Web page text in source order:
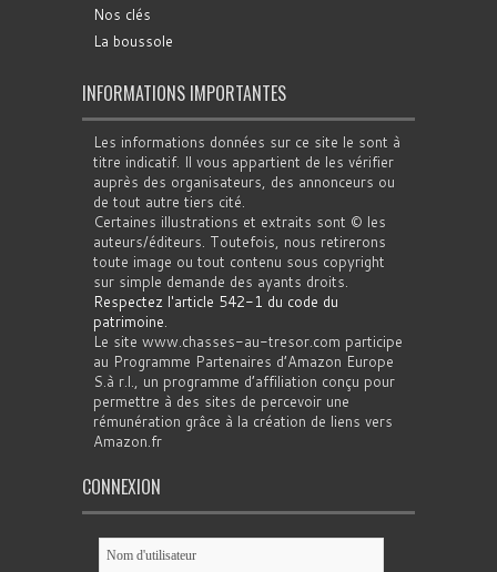
Nos clés
La boussole
INFORMATIONS IMPORTANTES
Les informations données sur ce site le sont à
titre indicatif. Il vous appartient de les vérifier
auprès des organisateurs, des annonceurs ou
de tout autre tiers cité.
Certaines illustrations et extraits sont © les
auteurs/éditeurs. Toutefois, nous retirerons
toute image ou tout contenu sous copyright
sur simple demande des ayants droits.
Respectez l'article 542-1 du code du
patrimoine.
Le site www.chasses-au-tresor.com participe
au Programme Partenaires d’Amazon Europe
S.à r.l., un programme d’affiliation conçu pour
permettre à des sites de percevoir une
rémunération grâce à la création de liens vers
Amazon.fr
CONNEXION